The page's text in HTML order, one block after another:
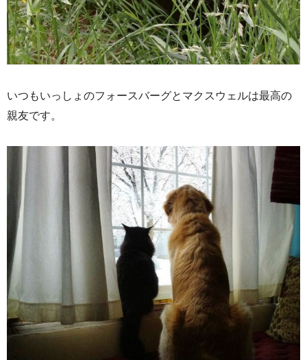
いつもいっしょのフォースバーグとマクスウェルは最高の
親友です。